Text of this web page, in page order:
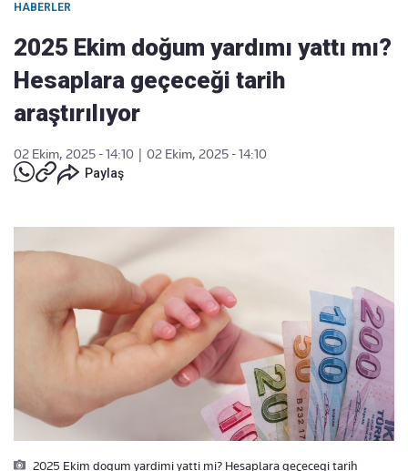
HABERLER
2025 Ekim doğum yardımı yattı mı?
Hesaplara geçeceği tarih
araştırılıyor
02 Ekim, 2025 - 14:10
02 Ekim, 2025 - 14:10
Paylaş
2025 Ekim dogum yardimi yatti mi? Hesaplara geçecegi tarih